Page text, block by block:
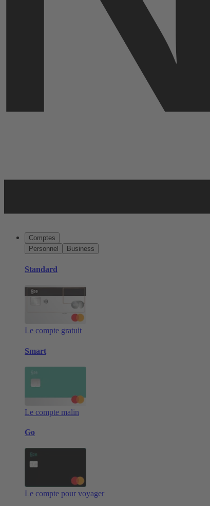
Comptes
Personnel
Business
Standard
Le compte gratuit
Smart
Le compte malin
Go
Le compte pour voyager